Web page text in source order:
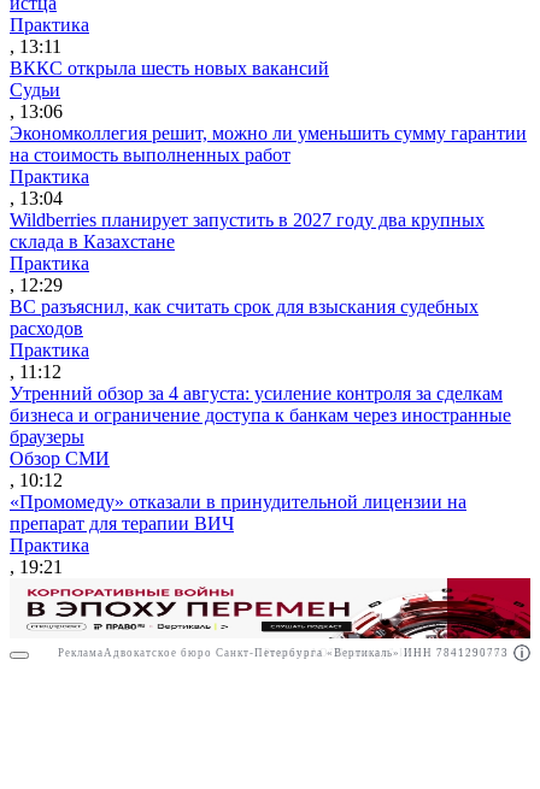
Реклама АО"Право.ру" ИНН: 7708095468
Практика
, 13:11
ВККС открыла шесть новых вакансий
Судьи
, 13:06
Экономколлегия решит, можно ли уменьшить сумму гарантии
на стоимость выполненных работ
Практика
, 13:04
Wildberries планирует запустить в 2027 году два крупных
склада в Казахстане
Практика
, 12:29
ВС разъяснил, как считать срок для взыскания судебных
расходов
Практика
, 11:12
Утренний обзор за 4 августа: усиление контроля за сделкам
бизнеса и ограничение доступа к банкам через иностранные
браузеры
Обзор СМИ
, 10:12
«Промомеду» отказали в принудительной лицензии на
препарат для терапии ВИЧ
Практика
, 19:21
Реклама Адвокатское бюро Санкт-Петербурга «Вертикаль» ИНН 7841290773